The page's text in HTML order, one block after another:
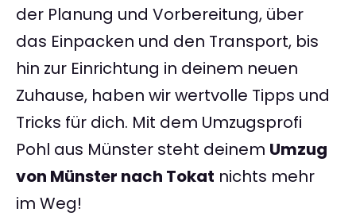
der Planung und Vorbereitung, über
das Einpacken und den Transport, bis
hin zur Einrichtung in deinem neuen
Zuhause, haben wir wertvolle Tipps und
Tricks für dich. Mit dem Umzugsprofi
Pohl aus Münster steht deinem Umzug
von Münster nach Tokat nichts mehr
im Weg!